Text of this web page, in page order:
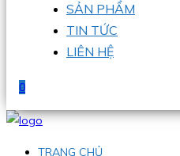
SẢN PHẨM
TIN TỨC
LIÊN HỆ
0
TRANG CHỦ